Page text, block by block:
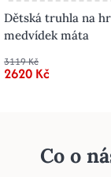
Dětská truhla na
medvídek máta
3119 Kč
2620 Kč
Co o